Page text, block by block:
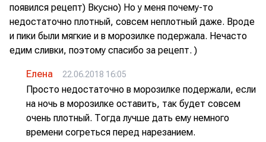
появился рецепт) Вкусно) Но у меня почему-то
недостаточно плотный, совсем неплотный даже. Вроде
и пики были мягкие и в морозилке подержала. Нечасто
едим сливки, поэтому спасибо за рецепт. )
Елена 22.06.2018 16:05
Просто недостаточно в морозилке подержали, если
на ночь в морозилке оставить, так будет совсем
очень плотный. Тогда лучше дать ему немного
времени согреться перед нарезанием.